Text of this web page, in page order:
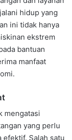
hidup yang
ini tidak hanya
ekstrem
bantuan
manfaat
mengatasi
yang perlu
efektif. Salah satu